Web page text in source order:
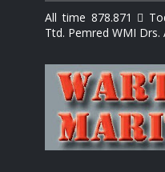
All time 878.871 
Ttd. Pemred WMI Drs.